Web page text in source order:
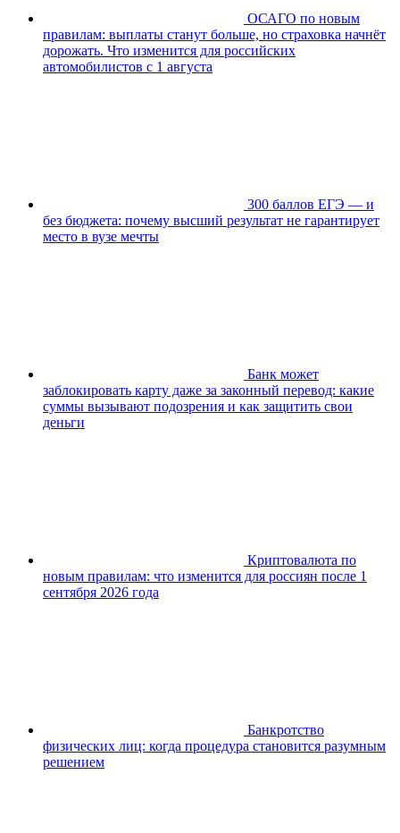
ОСАГО по новым
правилам: выплаты станут больше, но страховка начнёт
дорожать. Что изменится для российских
автомобилистов с 1 августа
300 баллов ЕГЭ — и
без бюджета: почему высший результат не гарантирует
место в вузе мечты
Банк может
заблокировать карту даже за законный перевод: какие
суммы вызывают подозрения и как защитить свои
деньги
Криптовалюта по
новым правилам: что изменится для россиян после 1
сентября 2026 года
Банкротство
физических лиц: когда процедура становится разумным
решением